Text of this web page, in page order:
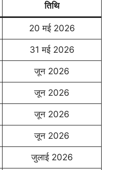
तिथि
20 मई 2026
31 मई 2026
जून 2026
जून 2026
जून 2026
जून 2026
जुलाई 2026